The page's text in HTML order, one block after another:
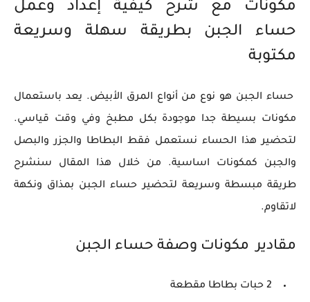
مكونات مع شرح كيفية إعداد وعمل
حساء الجبن بطريقة سهلة وسريعة
مكتوبة
حساء الجبن هو نوع من أنواع المرق الأبيض. يعد باستعمال
مكونات بسيطة جدا موجودة بكل مطبخ وفي وقت قياسي.
لتحضير هذا الحساء نستعمل فقط البطاطا والجزر والبصل
والجبن كمكونات اساسية. من خلال هذا المقال سنشرح
طريقة مبسطة وسريعة لتحضير حساء الجبن بمذاق ونكهة
لاتقاوم.
مقادير مكونات وصفة حساء الجبن
2 حبات بطاطا مقطعة